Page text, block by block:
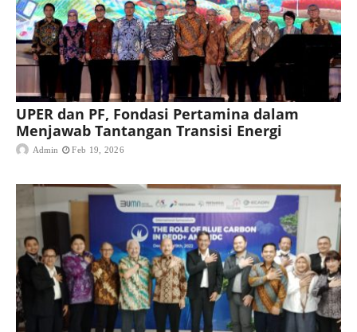
UPER dan PF, Fondasi Pertamina dalam
Menjawab Tantangan Transisi Energi
Admin Feb 19, 2026